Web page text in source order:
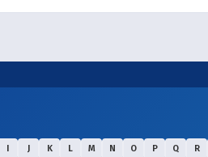
I J K L M N O P Q R